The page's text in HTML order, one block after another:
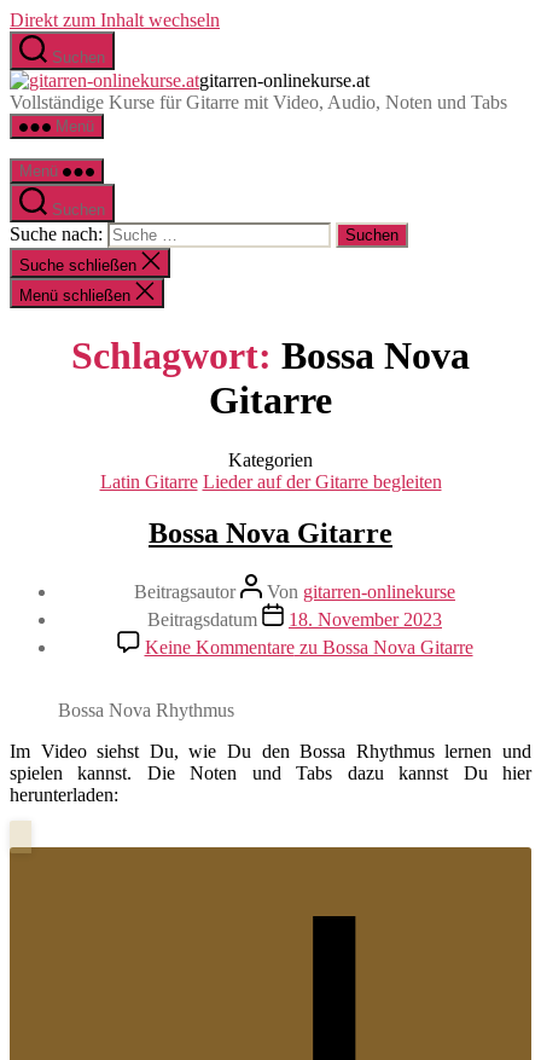
Direkt zum Inhalt wechseln
Suchen
gitarren-onlinekurse.at
Vollständige Kurse für Gitarre mit Video, Audio, Noten und Tabs
Menü
Menü
Suchen
Suche nach:
Suche schließen
Menü schließen
Schlagwort: Bossa Nova
Gitarre
Kategorien
Latin Gitarre Lieder auf der Gitarre begleiten
Bossa Nova Gitarre
Beitragsautor Von gitarren-onlinekurse
Beitragsdatum
18. November 2023
Keine Kommentarezu Bossa Nova Gitarre
Bossa Nova Rhythmus
Im Video siehst Du, wie Du den Bossa Rhythmus lernen und
spielen kannst. Die Noten und Tabs dazu kannst Du hier
herunterladen: